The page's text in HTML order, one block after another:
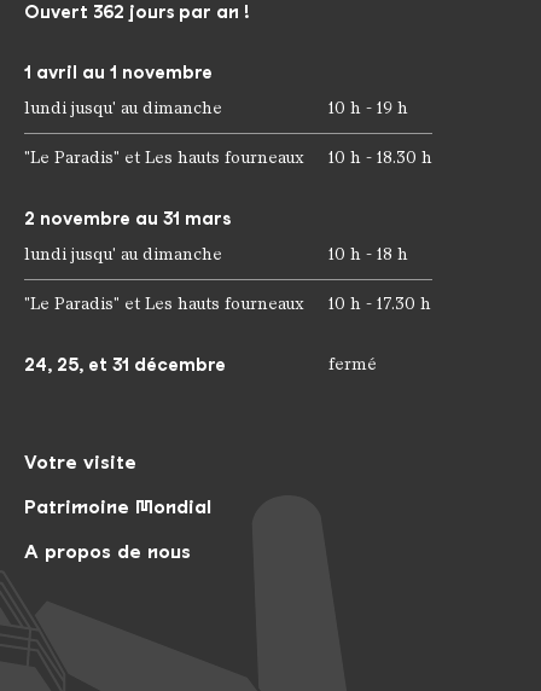
Votre visite
Patrimoine Mondial
A propos de nous
Ouvert 362 jours par an !
1 avril au 1 novembre
lundi jusqu' au dimanche 10 h - 19 h
"Le Paradis" et Les hauts fourneaux 10 h - 18.30 h
2 novembre au 31 mars
lundi jusqu' au dimanche 10 h - 18 h
"Le Paradis" et Les hauts fourneaux 10 h - 17.30 h
24, 25, et 31 décembre fermé